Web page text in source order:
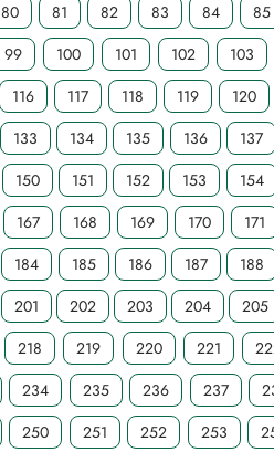
80 81 82 83 84
85
99 100 101 102
103
116 117 118 119
120
133 134 135 136
137
150 151 152 153
154
167 168 169 170
171
184 185 186 187
188
201 202 203 204
205
218 219 220 221
234 235 236 237
250 251 252 253